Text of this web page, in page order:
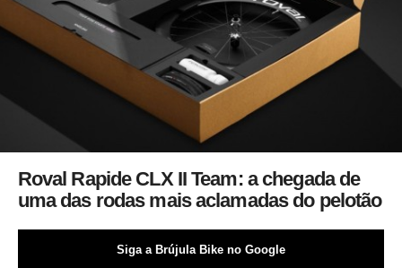
Roval Rapide CLX II Team: a chegada de
uma das rodas mais aclamadas do pelotão
Siga a Brújula Bike no Google